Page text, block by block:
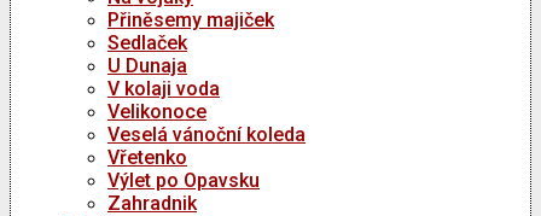
Přiněsemy majiček
Sedlaček
U Dunaja
V kolaji voda
Velikonoce
Veselá vánoční koleda
Vřetenko
Výlet po Opavsku
Zahradnik